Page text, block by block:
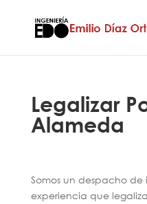
Legalizar
Alameda
Somos un despacho
experiencia que